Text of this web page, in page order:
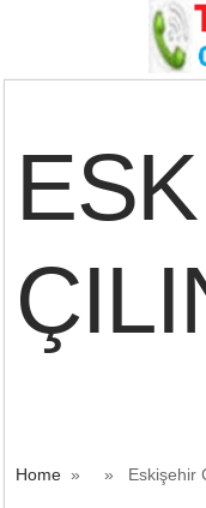
Home » » Eskişehir